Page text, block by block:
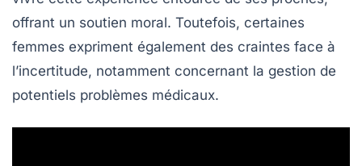
offrant un soutien moral. Toutefois, certaines
femmes expriment également des craintes face à
l’incertitude, notamment concernant la gestion de
potentiels problèmes médicaux.